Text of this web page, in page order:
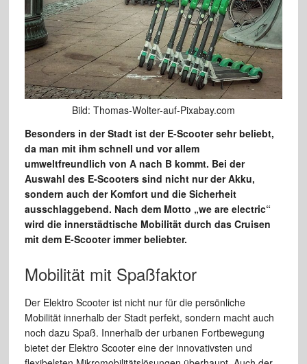
Bild: Thomas-Wolter-auf-Pixabay.com
Besonders in der Stadt ist der E-Scooter sehr beliebt,
da man mit ihm schnell und vor allem
umweltfreundlich von A nach B kommt. Bei der
Auswahl des E-Scooters sind nicht nur der Akku,
sondern auch der Komfort und die Sicherheit
ausschlaggebend. Nach dem Motto „we are electric“
wird die innerstädtische Mobilität durch das Cruisen
mit dem E-Scooter immer beliebter.
Mobilität mit Spaßfaktor
Der Elektro Scooter ist nicht nur für die persönliche
Mobilität innerhalb der Stadt perfekt, sondern macht auch
noch dazu Spaß. Innerhalb der urbanen Fortbewegung
bietet der Elektro Scooter eine der innovativsten und